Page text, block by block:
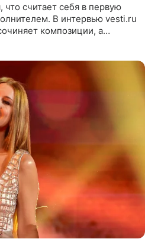
что считает себя в первую
В интервью vesti.ru
композиции, а